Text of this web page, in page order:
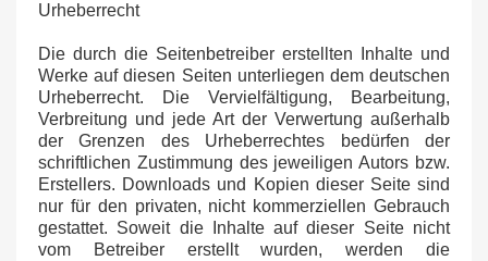
Urheberrecht
Die durch die Seitenbetreiber erstellten Inhalte und
Werke auf diesen Seiten unterliegen dem deutschen
Urheberrecht. Die Vervielfältigung, Bearbeitung,
Verbreitung und jede Art der Verwertung außerhalb
der Grenzen des Urheberrechtes bedürfen der
schriftlichen Zustimmung des jeweiligen Autors bzw.
Erstellers. Downloads und Kopien dieser Seite sind
nur für den privaten, nicht kommerziellen Gebrauch
gestattet. Soweit die Inhalte auf dieser Seite nicht
vom Betreiber erstellt wurden, werden die